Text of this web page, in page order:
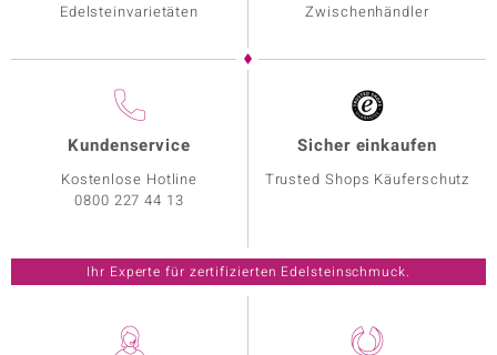
Edelsteinvarietäten
Zwischenhändler
Kundenservice
Kostenlose Hotline
0800 227 44 13
Sicher einkaufen
Trusted Shops Käuferschutz
Ihr Experte für zertifizierten Edelsteinschmuck.